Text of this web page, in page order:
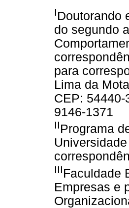
IDoutorando
do segundo
para
Lima da
CEP: 54440-
9146-1371
IIPrograma
IIIFaculdade
Empresas e